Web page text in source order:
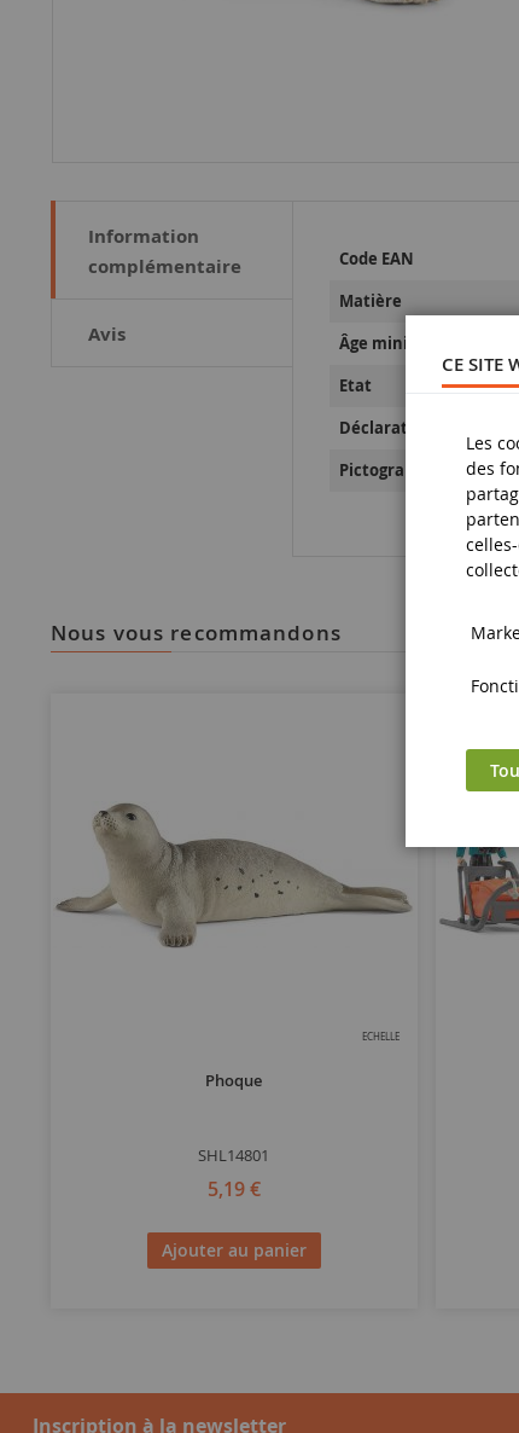
Information
complémentaire
Avis
d’information
Code EAN
Matière
Âge minimum
Etat
Déclaration de
Pictogramme de
nous vous recommandons
ECHELLE
Phoque
SHL14801
5,19 €
Ajouter au panier
Inscription à la newsletter
CE SITE
Les
des